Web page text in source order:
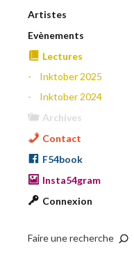
Artistes
Evènements
Lectures
Inktober 2025
Inktober 2024
Archives
Contact
F54book
Insta54gram
Connexion
Faire une recherche